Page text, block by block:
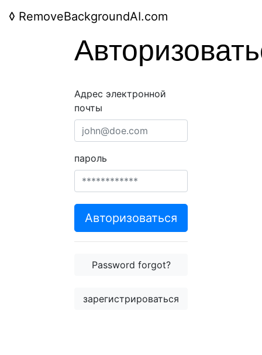
◊ RemoveBackgroundAI.com
Адрес электронной
почты
пароль
Авторизоваться
Password forgot?
зарегистрироваться